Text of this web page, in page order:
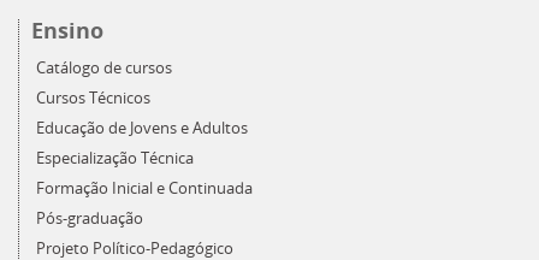
Ensino
Catálogo de cursos
Cursos Técnicos
Educação de Jovens e Adultos
Especialização Técnica
Formação Inicial e Continuada
Pós-graduação
Projeto Político-Pedagógico